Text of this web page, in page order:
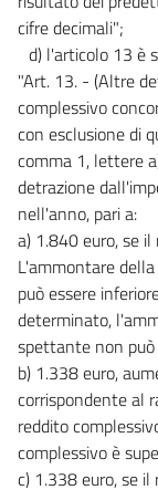
cifre decimali";
d) l'articolo 13 è
"Art. 13. - (Altre
complessivo
con esclusione di
comma 1, lettere
detrazione
nell'anno, pari a:
a) 1.840 euro, se
L'ammontare
può essere
determinato,
spettante non può
b) 1.338 euro,
corrispondente al
reddito
complessivo è
c) 1.338 euro, se